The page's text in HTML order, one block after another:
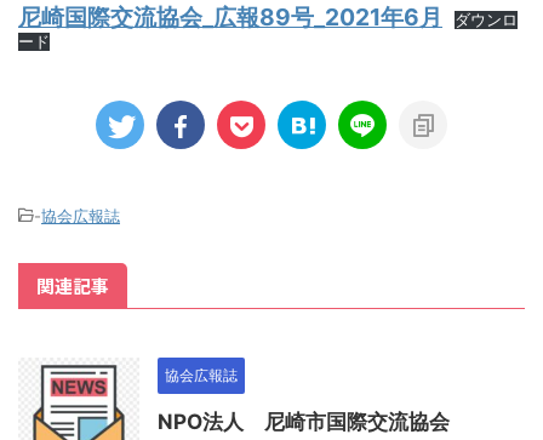
尼崎国際交流協会_広報89号_2021年6月
ダウンロ
ード
-協会広報誌
関連記事
協会広報誌
NPO法人 尼崎市国際交流協会